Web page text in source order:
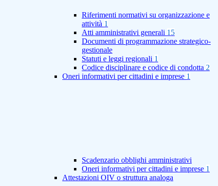
Riferimenti normativi su organizzazione e
attività 1
Atti amministrativi generali 15
Documenti di programmazione strategico-
gestionale
Statuti e leggi regionali 1
Codice disciplinare e codice di condotta 2
Oneri informativi per cittadini e imprese 1
Scadenzario obblighi amministrativi
Oneri informativi per cittadini e imprese 1
Attestazioni OIV o struttura analoga